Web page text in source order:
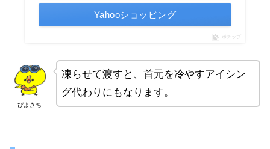
Yahooショッピング
ポチップ
ぴよきち
凍らせて渡すと、首元を冷やすアイシン
グ代わりにもなります。